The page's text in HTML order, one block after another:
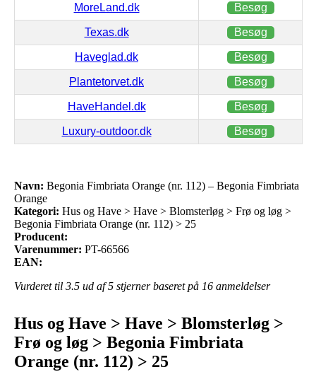
MoreLand.dk Besøg
Texas.dk Besøg
Haveglad.dk Besøg
Plantetorvet.dk Besøg
HaveHandel.dk Besøg
Luxury-outdoor.dk Besøg
Navn: Begonia Fimbriata Orange (nr. 112) – Begonia Fimbriata
Orange
Kategori: Hus og Have > Have > Blomsterløg > Frø og løg >
Begonia Fimbriata Orange (nr. 112) > 25
Producent:
Varenummer: PT-66566
EAN:
Vurderet til 3.5 ud af 5 stjerner baseret på 16 anmeldelser
Hus og Have > Have > Blomsterløg >
Frø og løg > Begonia Fimbriata
Orange (nr. 112) > 25